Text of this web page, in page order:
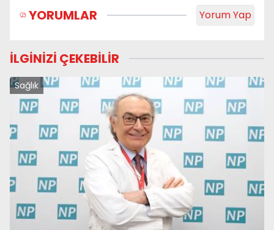
YORUMLAR Yorum Yap
İLGİNİZİ ÇEKEBİLİR
Sağlık